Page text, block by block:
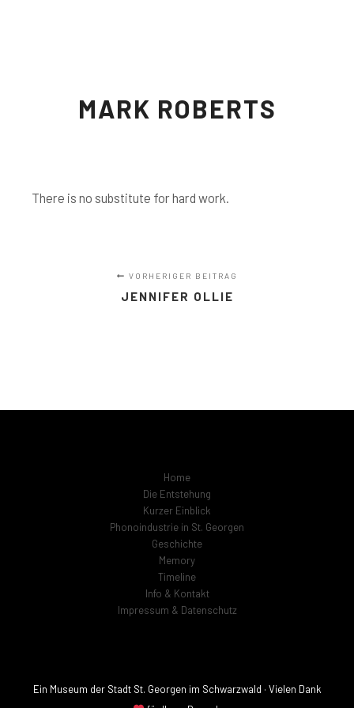
MARK ROBERTS
There is no substitute for hard work.
VORHERIGER BEITRAG
JENNIFER OLLIE
Home
Die Entstehung
Kurzer Einblick
Phonoindustrie in St. Georgen
Geschichte
Memory
Timeline
Info & Kontakt
Impressum & Datenschutz
Ein Museum der Stadt St. Georgen im Schwarzwald · Vielen Dank